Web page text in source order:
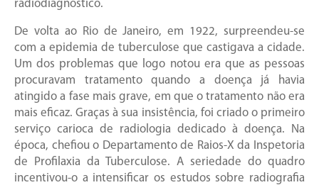
radiodiagnóstico.
De volta ao Rio de Janeiro, em 1922, surpreendeu-se
com a epidemia de tuberculose que castigava a cidade.
Um dos problemas que logo notou era que as pessoas
procuravam tratamento quando a doença já havia
atingido a fase mais grave, em que o tratamento não era
mais eficaz. Graças à sua insistência, foi criado o primeiro
serviço carioca de radiologia dedicado à doença. Na
época, chefiou o Departamento de Raios-X da Inspetoria
de Profilaxia da Tuberculose. A seriedade do quadro
incentivou-o a intensificar os estudos sobre radiografia